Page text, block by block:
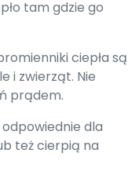
tam gdzie go
ciepła są
i zwierząt. Nie
prądem.
dla
też cierpią na